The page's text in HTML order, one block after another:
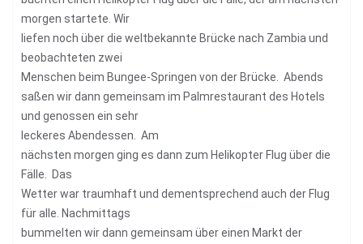
morgen startete. Wir
liefen noch über die weltbekannte Brücke nach Zambia und
beobachteten zwei
Menschen beim Bungee-Springen von der Brücke. Abends
saßen wir dann gemeinsam im Palmrestaurant des Hotels
und genossen ein sehr
leckeres Abendessen. Am
nächsten morgen ging es dann zum Helikopter Flug über die
Fälle. Das
Wetter war traumhaft und dementsprechend auch der Flug
für alle. Nachmittags
bummelten wir dann gemeinsam über einen Markt der